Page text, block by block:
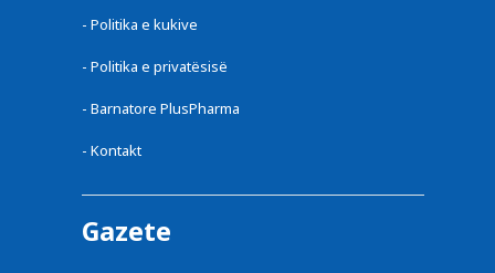
- Politika e kukive
- Politika e privatësisë
- Barnatore PlusPharma
- Kontakt
Gazete